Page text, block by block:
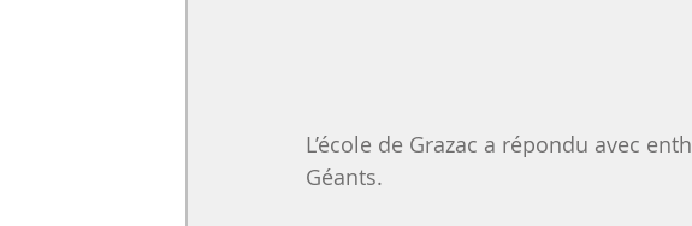
L’école de Grazac a répondu avec
Géants.